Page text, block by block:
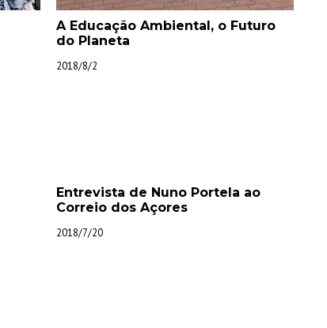
A Educação Ambiental, o Futuro
do Planeta
2018/8/2
Entrevista de Nuno Portela ao
Correio dos Açores
2018/7/20